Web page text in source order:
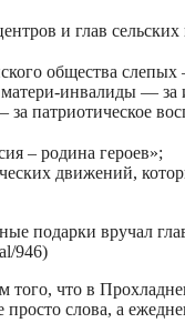
и глав
общества
инвалиды —
патриотическое
– родина героев»;
движений,
подарки вручал
946)
того, что в
слова, а